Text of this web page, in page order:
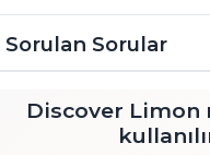
Sorulan Sorular
Discover Limon